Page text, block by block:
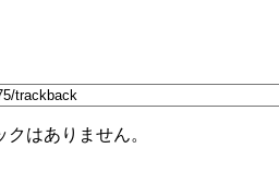
はありません。